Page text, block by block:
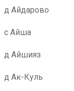
д Айдарово
с Айша
д Айшияз
д Ак-Куль